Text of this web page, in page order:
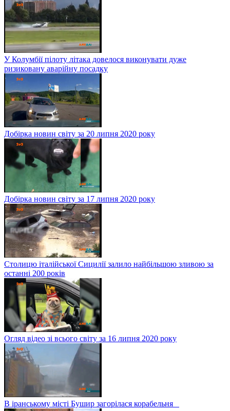
У Колумбії пілоту літака довелося виконувати дуже
ризиковану аварійну посадку
Добірка новин світу за 20 липня 2020 року
Добірка новин світу за 17 липня 2020 року
Столицю італійської Сицилії залило найбільшою зливою за
останні 200 років
Огляд відео зі всього світу за 16 липня 2020 року
В іранському місті Бушир загорілася корабельня